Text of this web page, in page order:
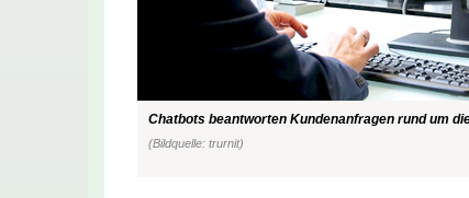
Chatbots beantworten Kundenanfragen rund um
(Bildquelle: trurnit)